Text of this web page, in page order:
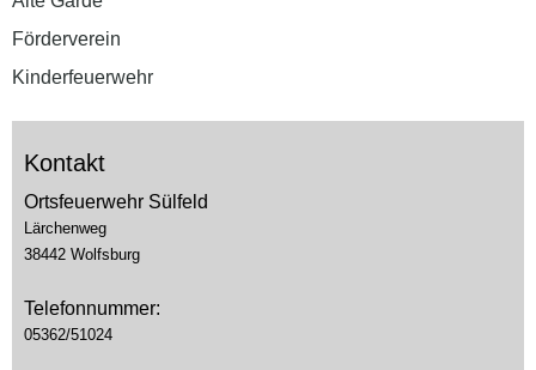
Förderverein
Kinderfeuerwehr
Kontakt
Ortsfeuerwehr Sülfeld
Lärchenweg
38442 Wolfsburg
Telefonnummer:
05362/51024